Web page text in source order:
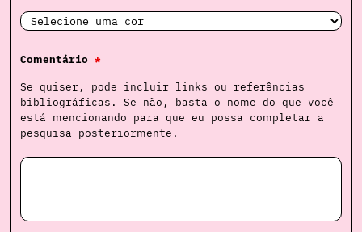
Comentário *
Se quiser, pode incluir links ou referências
bibliográficas. Se não, basta o nome do que você
está mencionando para que eu possa completar a
pesquisa posteriormente.